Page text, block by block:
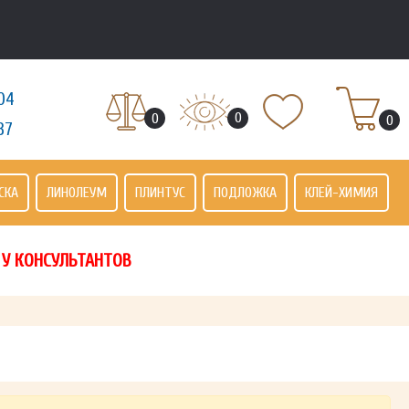
0 0 0
ЛИНОЛЕУМ ПЛИНТУС ПОДЛОЖКА КЛЕЙ-ХИМИЯ
КОНСУЛЬТАНТОВ